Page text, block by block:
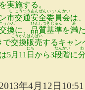
を実施する。
市
し
交通
こうつう
安全
あんぜん
委員
いいん
会
かい
は、
換
こうかん
に、 品質
ひんしつ
基準
きじゅん
を満
み
で交換
こうかん
販売
はんばい
するキャン
5月11 日
にち
から3段階
だんかい
に分
わ
2013年4月12日10:51